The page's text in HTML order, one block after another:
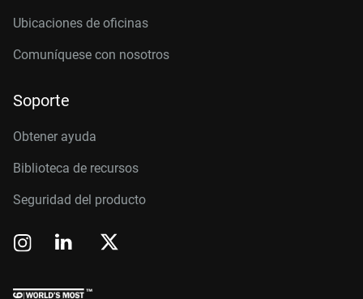
Ubicaciones de oficinas
Comuníquese con nosotros
Soporte
Obtener ayuda
Biblioteca de recursos
Seguridad del producto